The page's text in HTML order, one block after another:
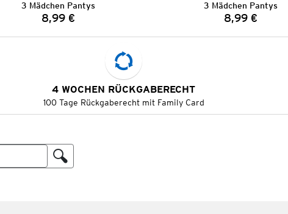
3 Mädchen Pantys
Preis:
8,99 €
3 Mädchen Pantys
Preis:
8,99 €
4 WOCHEN RÜCKGABERECHT
100 Tage Rückgaberecht mit Family Card